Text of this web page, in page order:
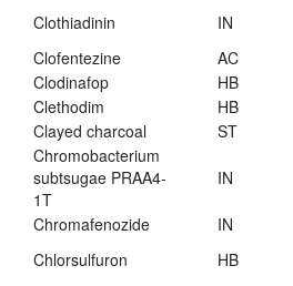
Clothiadinin
IN
Clofentezine
AC
Clodinafop
HB
Clethodim
HB
Clayed charcoal
ST
Chromobacterium
subtsugae PRAA4-
1T
IN
Chromafenozide IN
Chlorsulfuron
HB